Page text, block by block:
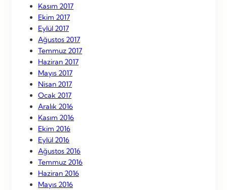
Kasım 2017
Ekim 2017
Eylül 2017
Ağustos 2017
Temmuz 2017
Haziran 2017
Mayıs 2017
Nisan 2017
Ocak 2017
Aralık 2016
Kasım 2016
Ekim 2016
Eylül 2016
Ağustos 2016
Temmuz 2016
Haziran 2016
Mayıs 2016